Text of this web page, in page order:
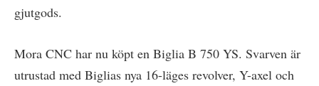
gjutgods.
Mora CNC har nu köpt en Biglia B 750 YS. Svarven är
utrustad med Biglias nya 16-läges revolver, Y-axel och